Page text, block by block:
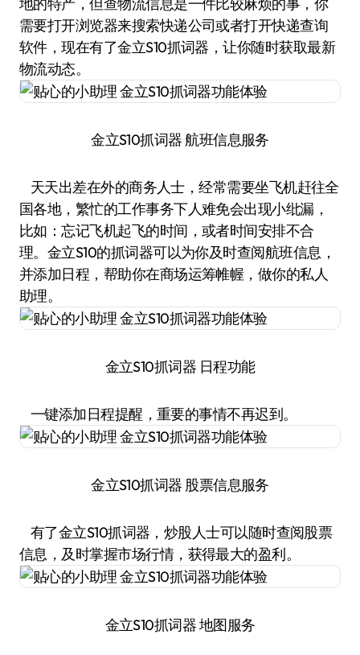
需要打开浏览器来搜索快递公司或者打开快递查询
软件，现在有了金立S10抓词器，让你随时获取最新
物流动态。
金立S10抓词器 航班信息服务
天天出差在外的商务人士，经常需要坐飞机赶往全
国各地，繁忙的工作事务下人难免会出现小纰漏，
比如：忘记飞机起飞的时间，或者时间安排不合
理。金立S10的抓词器可以为你及时查阅航班信息，
并添加日程，帮助你在商场运筹帷幄，做你的私人
助理。
金立S10抓词器 日程功能
一键添加日程提醒，重要的事情不再迟到。
金立S10抓词器 股票信息服务
有了金立S10抓词器，炒股人士可以随时查阅股票
信息，及时掌握市场行情，获得最大的盈利。
金立S10抓词器 地图服务